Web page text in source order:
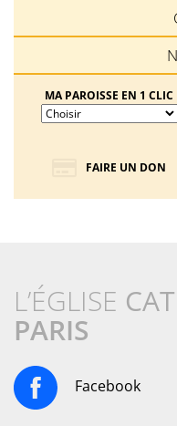
MA PAROISSE EN 1 CLIC
FAIRE UN DON
L’ÉGLISE
PARIS
Facebook